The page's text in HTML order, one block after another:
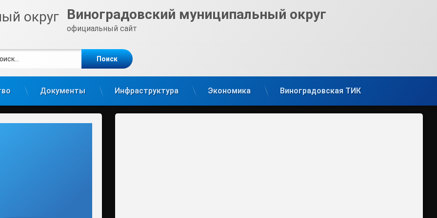
Виноградовский муниципальный округ
официальный сайт
Документы Инфраструктура Экономика Виноградовская ТИК